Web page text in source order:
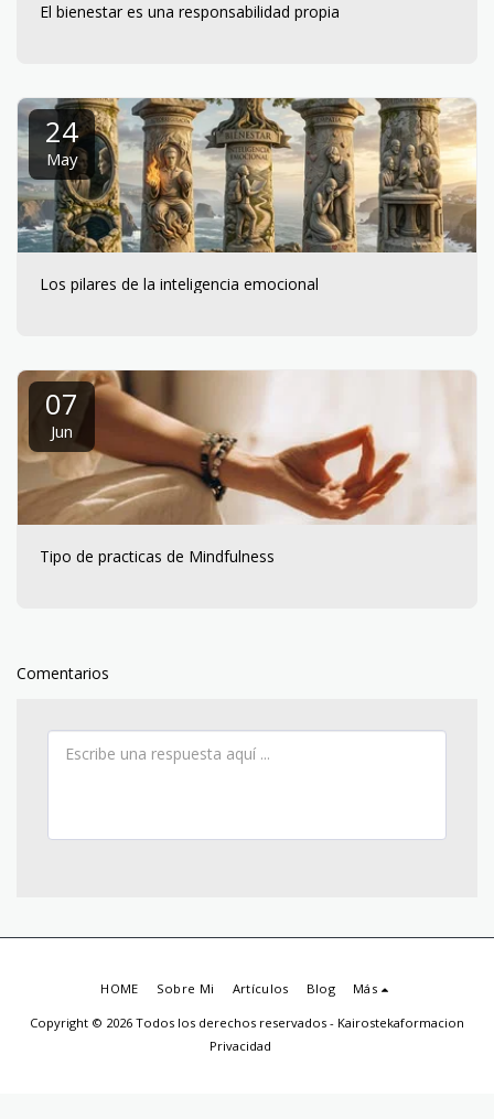
El bienestar es una responsabilidad propia
24
May
Los pilares de la inteligencia emocional
07
Jun
Tipo de practicas de Mindfulness
Comentarios
HOME Sobre Mi Artículos Blog Más
Copyright © 2026 Todos los derechos reservados - Kairostekaformacion
Privacidad